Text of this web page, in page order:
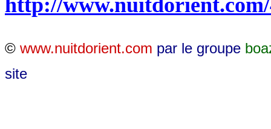
© www.nuitdorient.com par le groupe
site